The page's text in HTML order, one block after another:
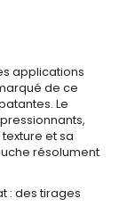
applications
de ce
Le
et sa
résolument
: des tirages